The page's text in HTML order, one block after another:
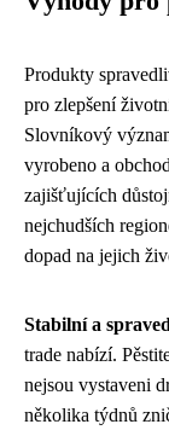
Produkty
pro zlepšení
Slovníkový
vyrobeno a
zajišťujících
nejchudších
dopad na jejich
Stabilní a
trade nabízí.
nejsou vystaveni
několika týdnů